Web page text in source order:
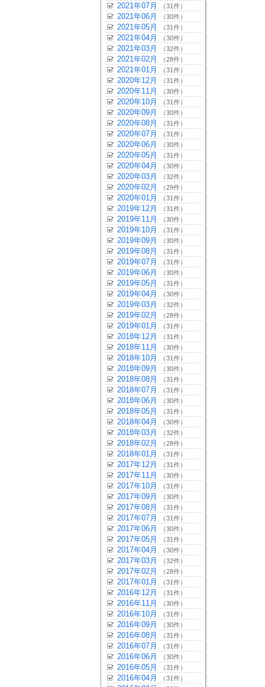
2021年07月 （31件）
2021年06月 （30件）
2021年05月 （31件）
2021年04月 （30件）
2021年03月 （32件）
2021年02月 （28件）
2021年01月 （31件）
2020年12月 （31件）
2020年11月 （30件）
2020年10月 （31件）
2020年09月 （30件）
2020年08月 （31件）
2020年07月 （31件）
2020年06月 （30件）
2020年05月 （31件）
2020年04月 （30件）
2020年03月 （32件）
2020年02月 （29件）
2020年01月 （31件）
2019年12月 （31件）
2019年11月 （30件）
2019年10月 （31件）
2019年09月 （30件）
2019年08月 （31件）
2019年07月 （31件）
2019年06月 （30件）
2019年05月 （31件）
2019年04月 （30件）
2019年03月 （32件）
2019年02月 （28件）
2019年01月 （31件）
2018年12月 （31件）
2018年11月 （30件）
2018年10月 （31件）
2018年09月 （30件）
2018年08月 （31件）
2018年07月 （31件）
2018年06月 （30件）
2018年05月 （31件）
2018年04月 （30件）
2018年03月 （32件）
2018年02月 （28件）
2018年01月 （31件）
2017年12月 （31件）
2017年11月 （30件）
2017年10月 （31件）
2017年09月 （30件）
2017年08月 （31件）
2017年07月 （31件）
2017年06月 （30件）
2017年05月 （31件）
2017年04月 （30件）
2017年03月 （32件）
2017年02月 （28件）
2017年01月 （31件）
2016年12月 （31件）
2016年11月 （30件）
2016年10月 （31件）
2016年09月 （30件）
2016年08月 （31件）
2016年07月 （31件）
2016年06月 （30件）
2016年05月 （31件）
2016年04月 （31件）